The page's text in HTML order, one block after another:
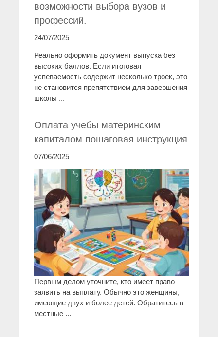
возможности выбора вузов и
профессий.
24/07/2025
Реально оформить документ выпуска без
высоких баллов. Если итоговая
успеваемость содержит несколько троек, это
не становится препятствием для завершения
школы ...
Оплата учебы материнским
капиталом пошаговая инструкция
07/06/2025
Первым делом уточните, кто имеет право
заявить на выплату. Обычно это женщины,
имеющие двух и более детей. Обратитесь в
местные ...